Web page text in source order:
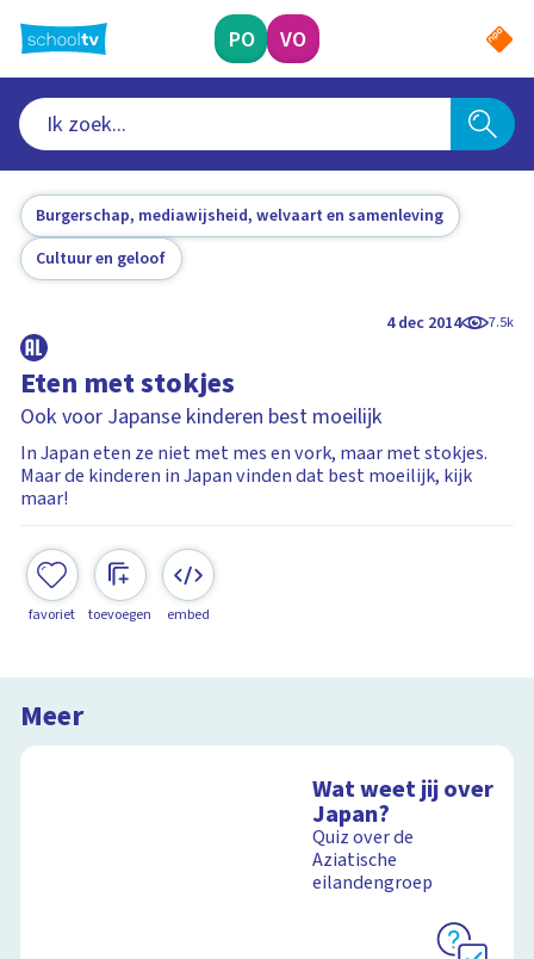
naar
hoofdinhoud
PO VO
Burgerschap, mediawijsheid, welvaart en samenleving
Cultuur en geloof
4 dec 2014 7.5k
Eten met stokjes
Ook voor Japanse kinderen best moeilijk
In Japan eten ze niet met mes en vork, maar met stokjes.
Maar de kinderen in Japan vinden dat best moeilijk, kijk
maar!
favoriet toevoegen embed
Meer
Wat weet jij over
Japan?
Quiz over de
Aziatische
eilandengroep